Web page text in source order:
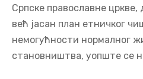
Српске православне
већ јасан план етничког
немогућности нормалног
становништва, уопште се